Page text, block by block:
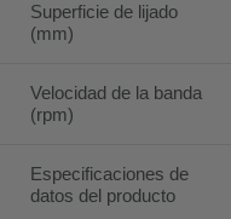
Superficie de lijado
(mm)
Velocidad de la banda
(rpm)
Especificaciones de
datos del producto